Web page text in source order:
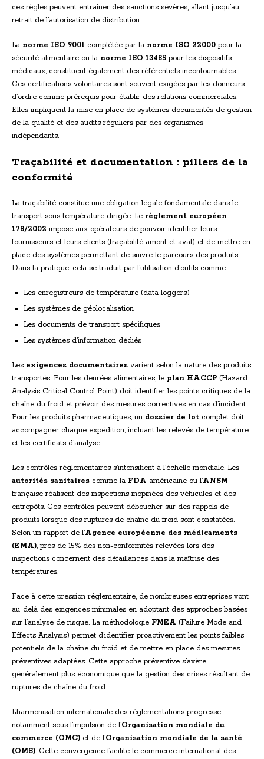
ces règles peuvent entraîner des sanctions sévères, allant jusqu’au
retrait de l’autorisation de distribution.
La norme ISO 9001 complétée par la norme ISO 22000 pour la
sécurité alimentaire ou la norme ISO 13485 pour les dispositifs
médicaux, constituent également des référentiels incontournables.
Ces certifications volontaires sont souvent exigées par les donneurs
d’ordre comme prérequis pour établir des relations commerciales.
Elles impliquent la mise en place de systèmes documentés de gestion
de la qualité et des audits réguliers par des organismes
indépendants.
Traçabilité et documentation : piliers de la
conformité
La traçabilité constitue une obligation légale fondamentale dans le
transport sous température dirigée. Le règlement européen
178/2002 impose aux opérateurs de pouvoir identifier leurs
fournisseurs et leurs clients (traçabilité amont et aval) et de mettre en
place des systèmes permettant de suivre le parcours des produits.
Dans la pratique, cela se traduit par l’utilisation d’outils comme :
Les enregistreurs de température (data loggers)
Les systèmes de géolocalisation
Les documents de transport spécifiques
Les systèmes d’information dédiés
Les exigences documentaires varient selon la nature des produits
transportés. Pour les denrées alimentaires, le plan HACCP (Hazard
Analysis Critical Control Point) doit identifier les points critiques de la
chaîne du froid et prévoir des mesures correctives en cas d’incident.
Pour les produits pharmaceutiques, un dossier de lot complet doit
accompagner chaque expédition, incluant les relevés de température
et les certificats d’analyse.
Les contrôles réglementaires s’intensifient à l’échelle mondiale. Les
autorités sanitaires comme la FDA américaine ou l’ANSM
française réalisent des inspections inopinées des véhicules et des
entrepôts. Ces contrôles peuvent déboucher sur des rappels de
produits lorsque des ruptures de chaîne du froid sont constatées.
Selon un rapport de l’Agence européenne des médicaments
(EMA), près de 15% des non-conformités relevées lors des
inspections concernent des défaillances dans la maîtrise des
températures.
Face à cette pression réglementaire, de nombreuses entreprises vont
au-delà des exigences minimales en adoptant des approches basées
sur l’analyse de risque. La méthodologie FMEA (Failure Mode and
Effects Analysis) permet d’identifier proactivement les points faibles
potentiels de la chaîne du froid et de mettre en place des mesures
préventives adaptées. Cette approche préventive s’avère
généralement plus économique que la gestion des crises résultant de
ruptures de chaîne du froid.
L’harmonisation internationale des réglementations progresse,
notamment sous l’impulsion de l’Organisation mondiale du
commerce (OMC) et de l’Organisation mondiale de la santé
(OMS). Cette convergence facilite le commerce international des